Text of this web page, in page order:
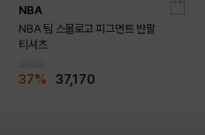
NBA
NBA 팀 스몰로고 피그먼트 반팔
티셔츠
37% 37,170